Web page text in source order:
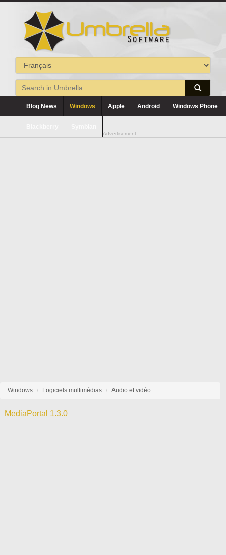
Blog News Windows Apple Android Windows Phone
Advertisement
Windows Logiciels multimédias Audio et vidéo
MediaPortal 1.3.0